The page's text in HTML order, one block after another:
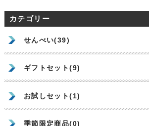
カテゴリー
せんべい(39)
ギフトセット(9)
お試しセット(1)
季節限定商品(0)